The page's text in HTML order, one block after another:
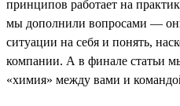
принципов работает на
мы дополнили вопросами —
ситуации на себя и понять,
компании. А в финале статьи
«химия» между вами и